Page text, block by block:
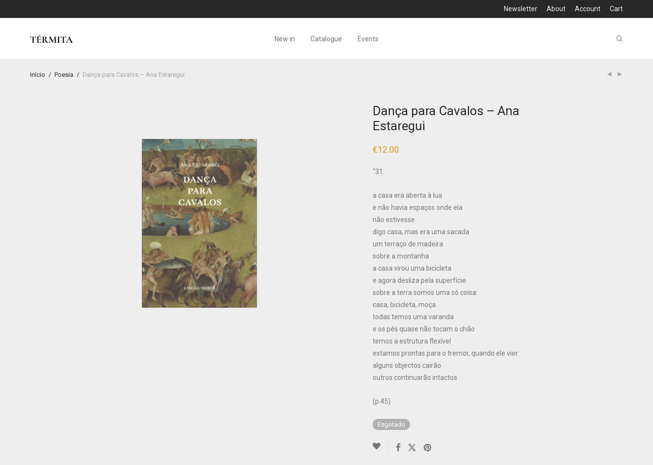
Newsletter About Account Cart
New in Catalogue Events
Início / Poesia / Dança para Cavalos – Ana Estaregui
Dança para Cavalos – Ana
Estaregui
€12.00
“31.
a casa era aberta à lua
e não havia espaços onde ela
não estivesse
digo casa, mas era uma sacada
um terraço de madeira
sobre a montanha
a casa virou uma bicicleta
e agora desliza pela superfície
sobre a terra somos uma só coisa:
casa, bicicleta, moça
todas temos uma varanda
e os pés quase não tocam o chão
temos a estrutura flexível
estamos prontas para o tremor, quando ele vier
alguns objectos cairão
outros continuarão intactos
(p.45)
Esgotado